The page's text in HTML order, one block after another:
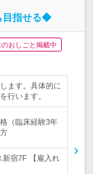
目指せる◆
のおしごと掲載中
ます。具体的に
行います。
（臨床経験3年
新宿7F 【雇入れ